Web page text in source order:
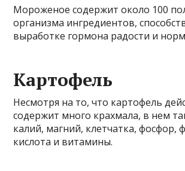
Мороженое содержит около 100
организма ингредиентов,
выработке гормона радости и
Картофель
Несмотря на то, что картофель
содержит много крахмала, в нем
калий, магний, клетчатка, фосфор,
кислота и витамины.